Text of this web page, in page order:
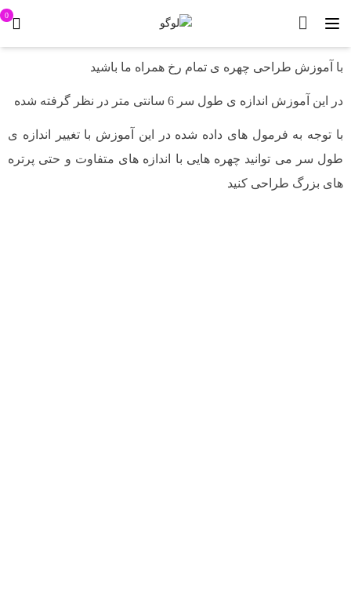
0
با آموزش طراحی چهره ی تمام رخ همراه ما باشید
در این آموزش اندازه ی طول سر 6 سانتی متر در نظر گرفته شده
با توجه به فرمول های داده شده در این آموزش با تغییر اندازه ی
طول سر می توانید چهره هایی با اندازه های متفاوت و حتی پرتره
های بزرگ طراحی کنید